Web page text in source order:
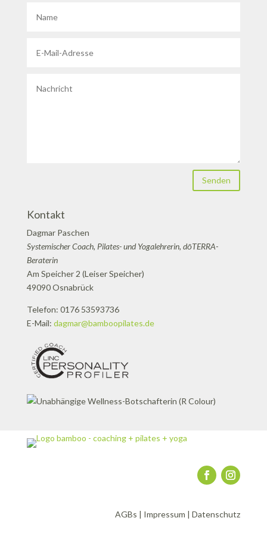
Senden
Kontakt
Dagmar Paschen
Systemischer Coach, Pilates- und Yogalehrerin, dōTERRA-
Beraterin
Am Speicher 2 (Leiser Speicher)
49090 Osnabrück
Telefon: 0176 53593736
E-Mail: dagmar@bamboopilates.de
AGBs | Impressum |Datenschutz